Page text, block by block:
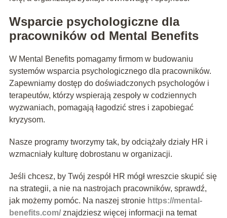
Wsparcie psychologiczne dla
pracowników od Mental Benefits
W Mental Benefits pomagamy firmom w budowaniu
systemów wsparcia psychologicznego dla pracowników.
Zapewniamy dostęp do doświadczonych psychologów i
terapeutów, którzy wspierają zespoły w codziennych
wyzwaniach, pomagają łagodzić stres i zapobiegać
kryzysom.
Nasze programy tworzymy tak, by odciążały działy HR i
wzmacniały kulturę dobrostanu w organizacji.
Jeśli chcesz, by Twój zespół HR mógł wreszcie skupić się
na strategii, a nie na nastrojach pracowników, sprawdź,
jak możemy pomóc. Na naszej stronie https://mental-
benefits.com/znajdziesz więcej informacji na temat